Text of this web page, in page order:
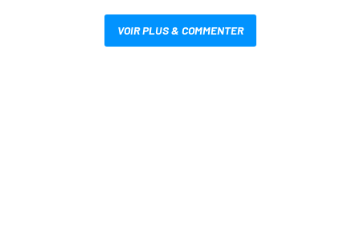
VOIR PLUS & COMMENTER